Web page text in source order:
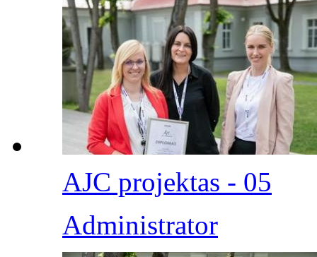
AJC projektas - 05
Administrator